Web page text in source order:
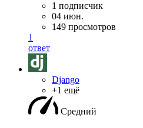
1 подписчик
04 июн.
149 просмотров
1
ответ
Django
+1 ещё
Средний